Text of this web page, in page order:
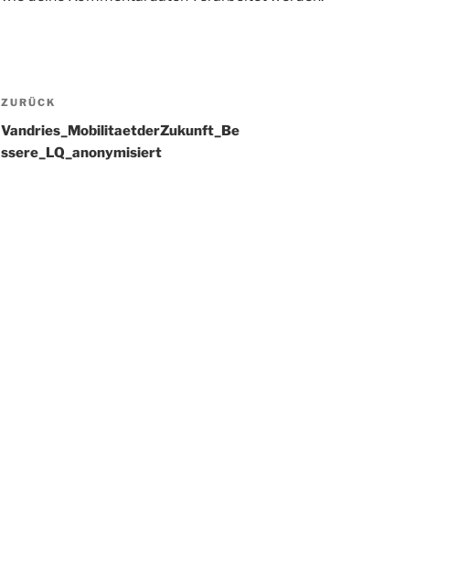
Beitragsnavigation
Vorheriger
Beitrag
ZURÜCK
Vandries_MobilitaetderZukunft_Be
ssere_LQ_anonymisiert